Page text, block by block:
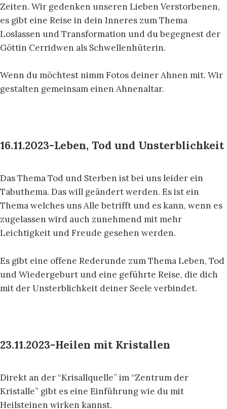
Zeiten. Wir gedenken unseren Lieben Verstorbenen,
es gibt eine Reise in dein Inneres zum Thema
Loslassen und Transformation und du begegnest der
Göttin Cerridwen als Schwellenhüterin.
Wenn du möchtest nimm Fotos deiner Ahnen mit. Wir
gestalten gemeinsam einen Ahnenaltar.
16.11.2023-Leben, Tod und Unsterblichkeit
Das Thema Tod und Sterben ist bei uns leider ein
Tabuthema. Das will geändert werden. Es ist ein
Thema welches uns Alle betrifft und es kann, wenn es
zugelassen wird auch zunehmend mit mehr
Leichtigkeit und Freude gesehen werden.
Es gibt eine offene Rederunde zum Thema Leben, Tod
und Wiedergeburt und eine geführte Reise, die dich
mit der Unsterblichkeit deiner Seele verbindet.
23.11.2023-Heilen mit Kristallen
Direkt an der “Krisallquelle” im “Zentrum der
Kristalle” gibt es eine Einführung wie du mit
Heilsteinen wirken kannst.